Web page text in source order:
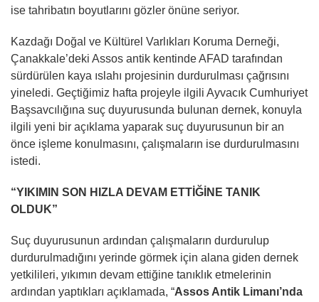
ise tahribatın boyutlarını gözler önüne seriyor.
Kazdağı Doğal ve Kültürel Varlıkları Koruma Derneği,
Çanakkale’deki Assos antik kentinde AFAD tarafından
sürdürülen kaya ıslahı projesinin durdurulması çağrısını
yineledi. Geçtiğimiz hafta projeyle ilgili Ayvacık Cumhuriyet
Başsavcılığına suç duyurusunda bulunan dernek, konuyla
ilgili yeni bir açıklama yaparak suç duyurusunun bir an
önce işleme konulmasını, çalışmaların ise durdurulmasını
istedi.
“YIKIMIN SON HIZLA DEVAM ETTİĞİNE TANIK
OLDUK”
Suç duyurusunun ardından çalışmaların durdurulup
durdurulmadığını yerinde görmek için alana giden dernek
yetkilileri, yıkımın devam ettiğine tanıklık etmelerinin
ardından yaptıkları açıklamada, “Assos Antik Limanı’nda